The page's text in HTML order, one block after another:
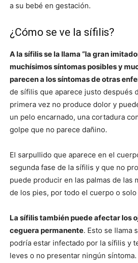
a su bebé en gestación.
¿Cómo se ve la sífilis?
A la sífilis se la llama “la gran
muchísimos síntomas posibles y
parecen a los síntomas de otras
de sífilis que aparece justo después
primera vez no produce dolor y
un pelo encarnado, una cortadura
golpe que no parece dañino.
El sarpullido que aparece en el
segunda fase de la sífilis y que no
puede producir en las palmas de las
de los pies, por todo el cuerpo o
La sífilis también puede afectar los
ceguera permanente. Esto se llama
podría estar infectado por la sífilis y
leves o no presentar ningún síntoma.